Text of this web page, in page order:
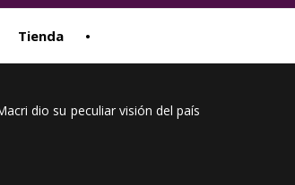
Tienda •
dio su peculiar visión del país